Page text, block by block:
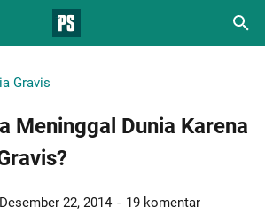
Gravis
Meninggal Dunia Karena
Desember 22, 2014 19 komentar